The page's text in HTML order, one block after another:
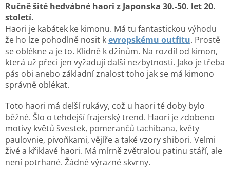
Ručně šité hedvábné haori z Japonska 30.-50. let 20.
století.
Haori je kabátek ke kimonu. Má tu fantastickou výhodu
že ho lze pohodlně nosit kevropskému outfitu. Prostě
se oblékne a je to. Klidně k džínům. Na rozdíl od kimon,
která už přeci jen vyžadují další nezbytnosti. Jako je třeba
pás obi anebo základní znalost toho jak se má kimono
správně oblékat.
Toto haori má delší rukávy, což u haori té doby bylo
běžné. Šlo o tehdejší frajerský trend. Haori je zdobeno
motivy květů švestek, pomerančů tachibana, květy
paulovnie, pivoňkami, vějíře a také vzory shibori. Velmi
živé a křiklavé haori. Má mírně zvětralou patinu stáří, ale
není potrhané. Žádné výrazné skvrny.